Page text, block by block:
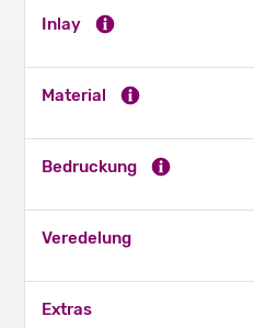
Inlay
Material
Bedruckung
Veredelung
Extras